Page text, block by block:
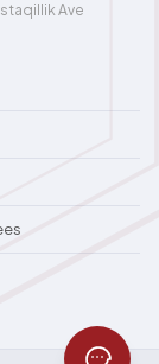
Ave